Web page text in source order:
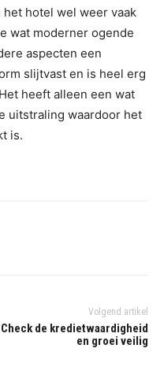
hotel wel weer vaak
wat moderner ogende
aspecten een
slijtvast en is heel erg
heeft alleen een wat
uitstraling waardoor het
is.
Volgend artikel
Check de kredietwaardigheid
en groei veilig